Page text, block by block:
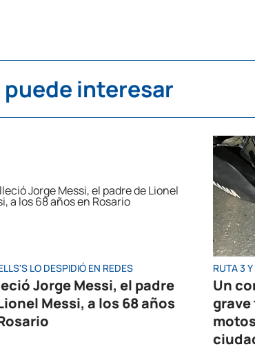
puede interesar
LO DESPIDIÓ EN REDES
Jorge Messi, el padre
Messi, a los 68 años
RUTA 3
Un
grave